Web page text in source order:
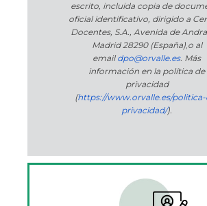
escrito, incluida copia de
oficial identificativo, dirigido a
Docentes, S.A., Avenida de
Madrid 28290 (España),o al
emaildpo@orvalle.es. Más
información en la política de
privacidad
(https://www.orvalle.es/politica-
privacidad/).